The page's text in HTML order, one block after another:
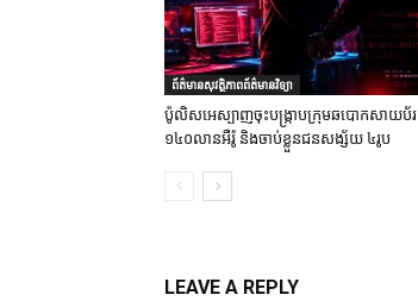
ព័ត៌មានសុវត្ថិភាពព័ត៌មានវិទ្យា
ប៉ូលិសអេស្បាញចុះបង្រ្កាបក្រុមឆបោកសាយប័រ
១៤០លានអឺរ៉ូ និងចាប់ខ្លួនជនសង្ស័យ ៤រូប
LEAVE A REPLY